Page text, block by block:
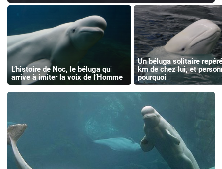
L’histoire de Noc, le béluga qui
arrive à imiter la voix de l’Homme
Un béluga solitaire
km de chez lui, et
pourquoi